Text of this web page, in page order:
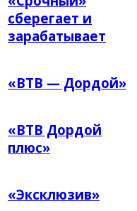
сберегает и
зарабатывает
«ВТВ — Дордой»
«ВТВ Дордой
плюс»
«Эксклюзив»